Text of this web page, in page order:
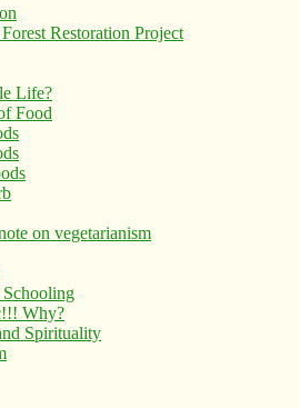
Restoration Project
Life?
Food
on vegetarianism
Why?
Spirituality